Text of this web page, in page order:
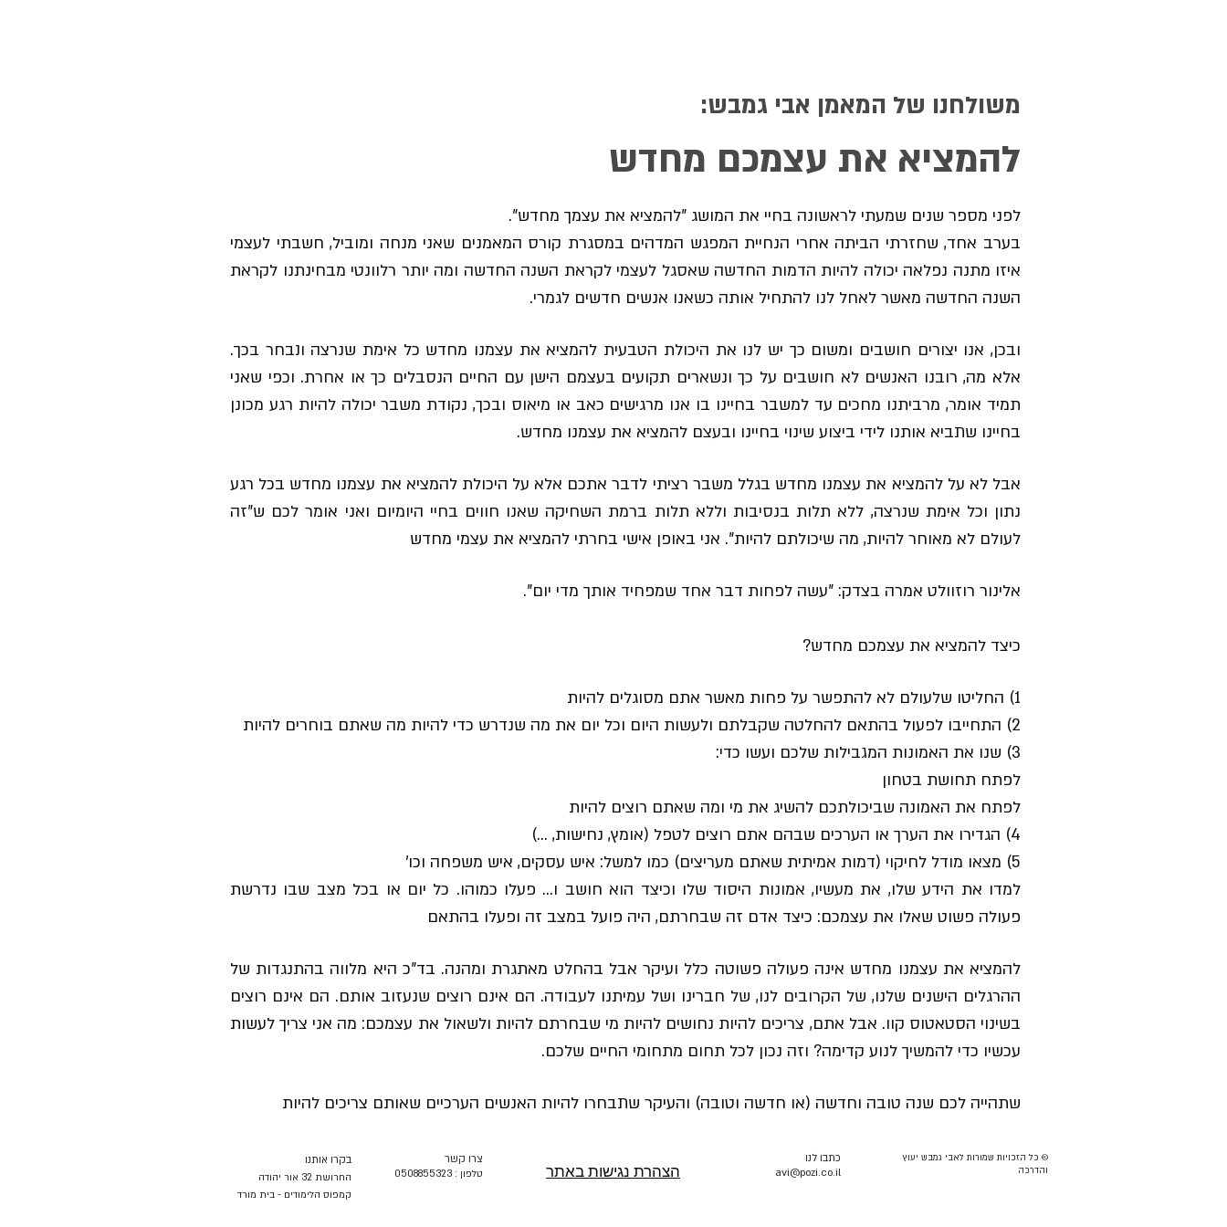
משולחנו של המאמן אבי גמבש:
להמציא את עצמכם מחדש
לפני מספר שנים שמעתי לראשונה בחיי את המושג "להמציא את עצמך מחדש".
בערב אחד, שחזרתי הביתה אחרי הנחיית המפגש המדהים במסגרת קורס המאמנים שאני מנחה ומוביל, חשבתי לעצמי
איזו מתנה נפלאה יכולה להיות הדמות החדשה שאסגל לעצמי לקראת השנה החדשה ומה יותר רלוונטי מבחינתנו לקראת
השנה החדשה מאשר לאחל לנו להתחיל אותה כשאנו אנשים חדשים לגמרי.
ובכן, אנו יצורים חושבים ומשום כך יש לנו את היכולת הטבעית להמציא את עצמנו מחדש כל אימת שנרצה ונבחר בכך.
אלא מה, רובנו האנשים לא חושבים על כך ונשארים תקועים בעצמם הישן עם החיים הנסבלים כך או אחרת. וכפי שאני
תמיד אומר, מרביתנו מחכים עד למשבר בחיינו בו אנו מרגישים כאב או מיאוס ובכך, נקודת משבר יכולה להיות רגע מכונן
בחיינו שתביא אותנו לידי ביצוע שינוי בחיינו ובעצם להמציא את עצמנו מחדש.
אבל לא על להמציא את עצמנו מחדש בגלל משבר רציתי לדבר אתכם אלא על היכולת להמציא את עצמנו מחדש בכל רגע
נתון וכל אימת שנרצה, ללא תלות בנסיבות וללא תלות ברמת השחיקה שאנו חווים בחיי היומיום ואני אומר לכם ש"זה
לעולם לא מאוחר להיות, מה שיכולתם להיות". אני באופן אישי בחרתי להמציא את עצמי מחדש
אלינור רוזוולט אמרה בצדק: "עשה לפחות דבר אחד שמפחיד אותך מדי יום".
כיצד להמציא את עצמכם מחדש?
1) החליטו שלעולם לא להתפשר על פחות מאשר אתם מסוגלים להיות
2) התחייבו לפעול בהתאם להחלטה שקבלתם ולעשות היום וכל יום את מה שנדרש כדי להיות מה שאתם בוחרים להיות
3) שנו את האמונות המגבילות שלכם ועשו כדי:
לפתח תחושת בטחון
לפתח את האמונה שביכולתכם להשיג את מי ומה שאתם רוצים להיות
4) הגדירו את הערך או הערכים שבהם אתם רוצים לטפל (אומץ, נחישות, ...)
5) מצאו מודל לחיקוי (דמות אמיתית שאתם מעריצים) כמו למשל: איש עסקים, איש משפחה וכו'
למדו את הידע שלו, את מעשיו, אמונות היסוד שלו וכיצד הוא חושב ו... פעלו כמוהו. כל יום או בכל מצב שבו נדרשת
פעולה פשוט שאלו את עצמכם: כיצד אדם זה שבחרתם, היה פועל במצב זה ופעלו בהתאם
להמציא את עצמנו מחדש אינה פעולה פשוטה כלל ועיקר אבל בהחלט מאתגרת ומהנה. בד"כ היא מלווה בהתנגדות של
ההרגלים הישנים שלנו, של הקרובים לנו, של חברינו ושל עמיתנו לעבודה. הם אינם רוצים שנעזוב אותם. הם אינם רוצים
בשינוי הסטאטוס קוו. אבל אתם, צריכים להיות נחושים להיות מי שבחרתם להיות ולשאול את עצמכם: מה אני צריך לעשות
עכשיו כדי להמשיך לנוע קדימה? וזה נכון לכל תחום מתחומי החיים שלכם.
שתהייה לכם שנה טובה וחדשה (או חדשה וטובה) והעיקר שתבחרו להיות האנשים הערכיים שאותם צריכים להיות
בקרו אותנו
החרושת 32 אור יהודה
קמפוס הלימודים - בית מורד
צרו קשר
טלפון : 0508855323 הצהרת נגישות באתר
כתבו לנו
avi@pozi.co.il
© כל הזכויות שמורות לאבי גמבש יעוץ
והדרכה